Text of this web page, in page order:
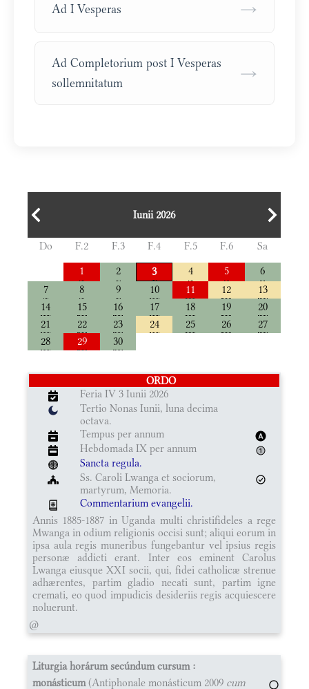
Ad I Vesperas →
Ad Completorium post I Vesperas
sollemnitatum
→
Iunii 2026
Do F.2 F.3 F.4 F.5 F.6
Sa
1
2 3 4 5
6
7
8 9 10 11 12
13
14
15 16 17 18 19
20
21
22 23 24 25 26
27
28
29 30
ORDO
Feria IV 3 Iunii 2026
Tertio Nonas Iunii, luna decima
octava.
Tempus per annum
Hebdomada IX per annum
Sancta regula.
Ss. Caroli Lwanga et sociorum,
martyrum, Memoria.
Commentarium evangelii.
Annis 1885-1887 in Uganda multi christifideles a rege
Mwanga in odium religionis occisi sunt; aliqui eorum in
ipsa aula regis muneribus fungebantur vel ipsius regis
personæ addicti erant. Inter eos eminent Carolus
Lwanga eiusque XXI socii, qui, fidei catholicæ strenue
adhærentes, partim gladio necati sunt, partim igne
cremati, eo quod impudicis desideriis regis acquiescere
noluerunt.
@
Liturgia horárum secúndum cursum :
monásticum(Antiphonale monásticum 2009 cum